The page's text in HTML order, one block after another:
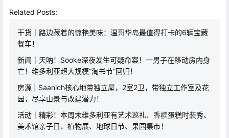
Related Posts:
干货｜路边藏着的惊艳美味：温哥华岛最值得打卡的6辆宝藏
餐车！
新闻｜天呐！Sooke深夜发生可疑命案！一男子在移动房内身
亡！维多利亚超大规模“淘书节”回归！
房源 | Saanich核心地带独立屋，2室2卫，带独立工作室及花
园，尽享山景与改建潜力！
活动｜精彩！本周末维多利亚有艺术巡礼、香槟蛋糕时装秀、
美术馆亲子日、植物展、地球日节、果园集市！